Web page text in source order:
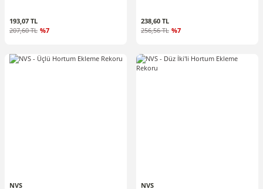
193,07 TL
207,60 TL %7
238,60 TL
256,56 TL %7
NVS NVS